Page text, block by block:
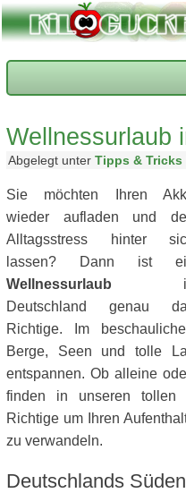
Wellnessurlaub
Abgelegt unter Tipps & Tricks
Sie möchten Ihren
wieder aufladen und
Alltagsstress hinter
lassen? Dann ist
Wellnessurlaub
Deutschland genau
Richtige. Im
Berge, Seen und tolle
entspannen. Ob alleine
finden in unseren tollen
Richtige um Ihren
zu verwandeln.
Deutschlands Süden